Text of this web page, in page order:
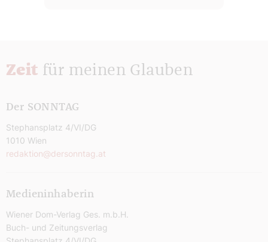
Zeit für meinen Glauben
Der SONNTAG
Stephansplatz 4/VI/DG
1010 Wien
redaktion@dersonntag.at
Medieninhaberin
Wiener Dom-Verlag Ges. m.b.H.
Buch- und Zeitungsverlag